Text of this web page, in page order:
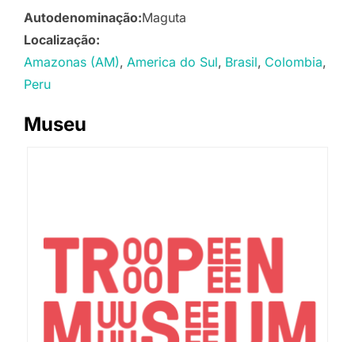
Autodenominação:Maguta
Localização:
Amazonas (AM) America do Sul Brasil Colombia
Peru
Museu